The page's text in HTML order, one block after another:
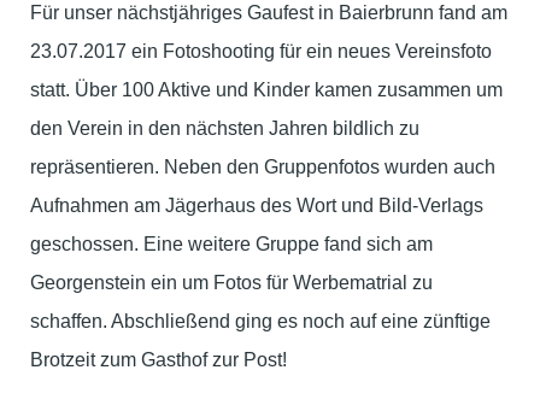
Für unser nächstjähriges Gaufest in Baierbrunn fand am
23.07.2017 ein Fotoshooting für ein neues Vereinsfoto
statt. Über 100 Aktive und Kinder kamen zusammen um
den Verein in den nächsten Jahren bildlich zu
repräsentieren. Neben den Gruppenfotos wurden auch
Aufnahmen am Jägerhaus des Wort und Bild-Verlags
geschossen. Eine weitere Gruppe fand sich am
Georgenstein ein um Fotos für Werbematrial zu
schaffen. Abschließend ging es noch auf eine zünftige
Brotzeit zum Gasthof zur Post!